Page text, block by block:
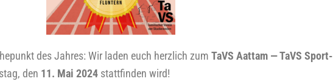
des Jah­res: Wir laden euch herz­lich zum TaVS Aat­tam — TaVS Sport­
den 11. Mai 2024 statt­fin­den wird!